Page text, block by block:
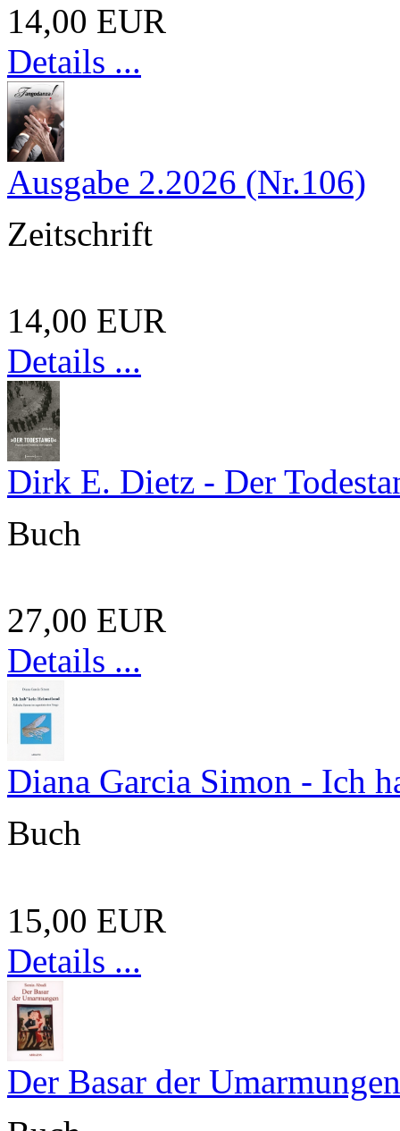
14,00 EUR
Details ...
Ausgabe 2.2026 (Nr.106)
Zeitschrift
14,00 EUR
Details ...
Dirk E. Dietz - Der
Buch
27,00 EUR
Details ...
Diana Garcia Simon - Ich
Buch
15,00 EUR
Details ...
Der Basar der Umarmungen